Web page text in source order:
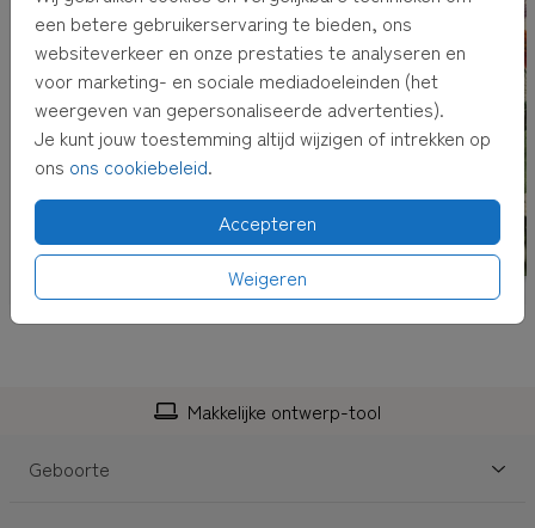
een betere gebruikerservaring te bieden, ons
websiteverkeer en onze prestaties te analyseren en
voor marketing- en sociale mediadoeleinden (het
weergeven van gepersonaliseerde advertenties).
Je kunt jouw toestemming altijd wijzigen of intrekken op
ons ons cookiebeleid.
Accepteren
Weigeren
af.
Wanneer je voorrechtstreeks verzenden met
adresvensterkiest, versturen wij de kaart voor je,
inclusief envelop met adresvenster en postzegel! Het
adres kun je bij het afrekenen invullen.
TIP:Adressen altijd bij de hand hebben? Verzamel dan
eigen adresboek
Makkelijke ontwerp-tool
Geboorte